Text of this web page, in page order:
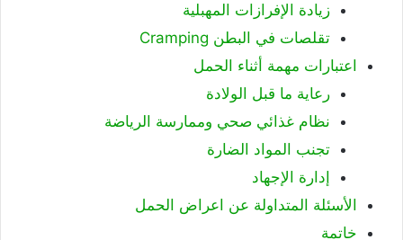
زيادة الإفرازات المهبلية
تقلصات في البطن Cramping
اعتبارات مهمة أثناء الحمل
رعاية ما قبل الولادة
نظام غذائي صحي وممارسة الرياضة
تجنب المواد الضارة
إدارة الإجهاد
الأسئلة المتداولة عن اعراض الحمل
خاتمة